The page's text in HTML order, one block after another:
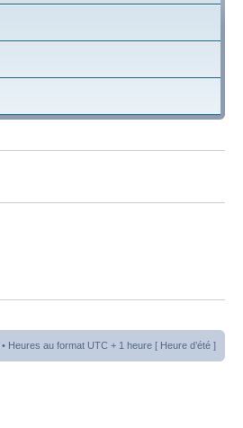
• Heures au format UTC + 1 heure [ Heure d’été ]